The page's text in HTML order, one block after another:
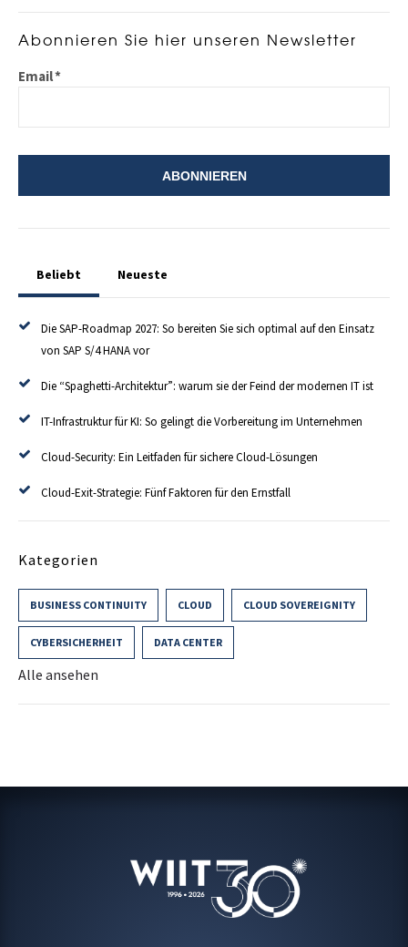
Abonnieren Sie hier unseren Newsletter
Email*
Beliebt Neueste
Die SAP-Roadmap 2027: So bereiten Sie sich optimal auf den Einsatz
von SAP S/4 HANA vor
Die “Spaghetti-Architektur”: warum sie der Feind der modernen IT ist
IT-Infrastruktur für KI: So gelingt die Vorbereitung im Unternehmen
Cloud-Security: Ein Leitfaden für sichere Cloud-Lösungen
Cloud-Exit-Strategie: Fünf Faktoren für den Ernstfall
Kategorien
BUSINESS CONTINUITY CLOUD CLOUD SOVEREIGNITY
CYBERSICHERHEIT DATA CENTER
Alle ansehen